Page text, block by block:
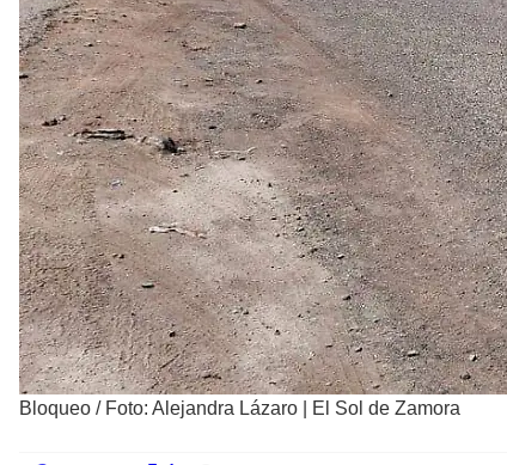
Bloqueo / Foto: Alejandra Lázaro | El Sol de Zamora